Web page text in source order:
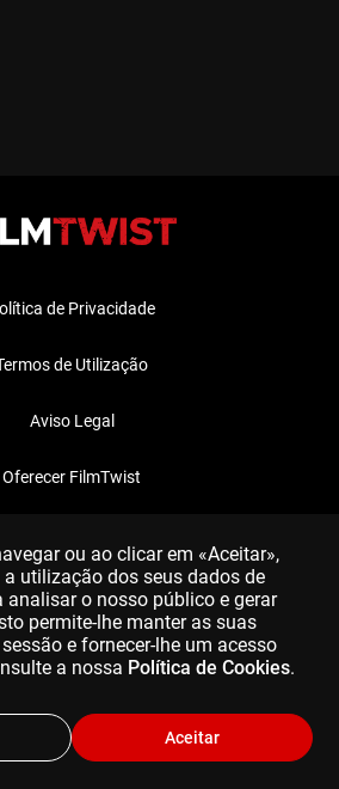
de Privacidade
de Utilização
Aviso Legal
Oferecer FilmTwist
ou ao clicar em «Aceitar»,
utilização dos seus dados de
analisar o nosso público e gerar
permite-lhe manter as suas
e fornecer-lhe um acesso
a nossa Política de Cookies.
Aceitar